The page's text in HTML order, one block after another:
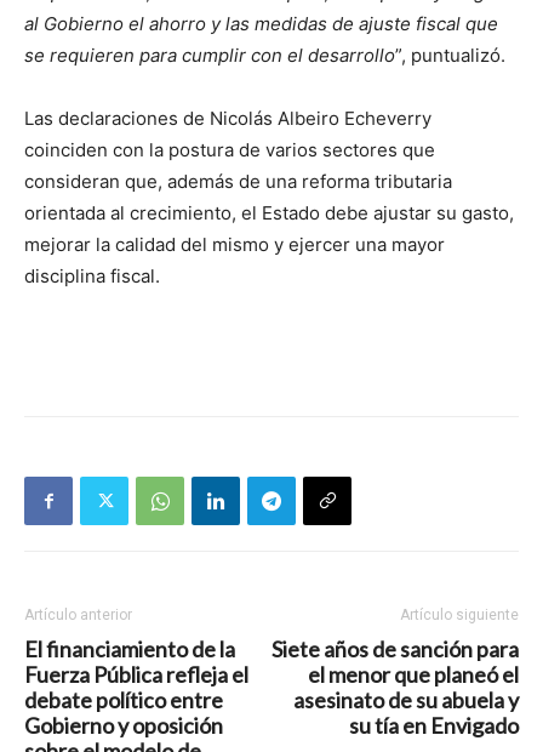
al Gobierno el ahorro y las medidas de ajuste fiscal que
se requieren para cumplir con el desarrollo”, puntualizó.
Las declaraciones de Nicolás Albeiro Echeverry
coinciden con la postura de varios sectores que
consideran que, además de una reforma tributaria
orientada al crecimiento, el Estado debe ajustar su gasto,
mejorar la calidad del mismo y ejercer una mayor
disciplina fiscal.
Artículo anterior
El financiamiento de la
Fuerza Pública refleja el
debate político entre
Gobierno y oposición
Artículo siguiente
Siete años de sanción para
el menor que planeó el
asesinato de su abuela y
su tía en Envigado